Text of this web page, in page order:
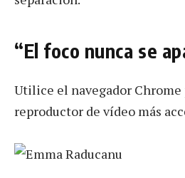
“El foco nunca se
Utilice el navegador Chrome
reproductor de vídeo más